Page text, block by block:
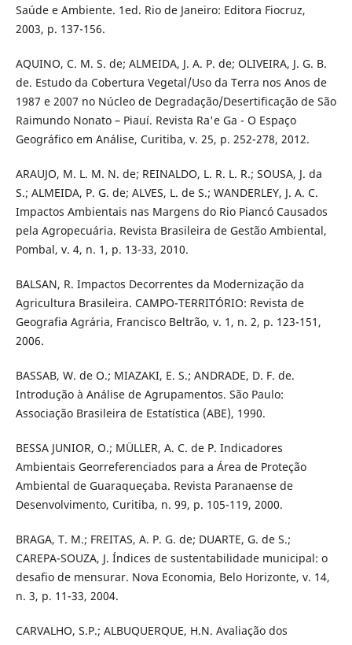
Saúde e Ambiente. 1ed. Rio de Janeiro: Editora Fiocruz,
2003, p. 137-156.
AQUINO, C. M. S. de; ALMEIDA, J. A. P. de; OLIVEIRA, J. G. B.
de. Estudo da Cobertura Vegetal/Uso da Terra nos Anos de
1987 e 2007 no Núcleo de Degradação/Desertificação de São
Raimundo Nonato – Piauí. Revista Ra'e Ga - O Espaço
Geográfico em Análise, Curitiba, v. 25, p. 252-278, 2012.
ARAUJO, M. L. M. N. de; REINALDO, L. R. L. R.; SOUSA, J. da
S.; ALMEIDA, P. G. de; ALVES, L. de S.; WANDERLEY, J. A. C.
Impactos Ambientais nas Margens do Rio Piancó Causados
pela Agropecuária. Revista Brasileira de Gestão Ambiental,
Pombal, v. 4, n. 1, p. 13-33, 2010.
BALSAN, R. Impactos Decorrentes da Modernização da
Agricultura Brasileira. CAMPO-TERRITÓRIO: Revista de
Geografia Agrária, Francisco Beltrão, v. 1, n. 2, p. 123-151,
2006.
BASSAB, W. de O.; MIAZAKI, E. S.; ANDRADE, D. F. de.
Introdução à Análise de Agrupamentos. São Paulo:
Associação Brasileira de Estatística (ABE), 1990.
BESSA JUNIOR, O.; MÜLLER, A. C. de P. Indicadores
Ambientais Georreferenciados para a Área de Proteção
Ambiental de Guaraqueçaba. Revista Paranaense de
Desenvolvimento, Curitiba, n. 99, p. 105-119, 2000.
BRAGA, T. M.; FREITAS, A. P. G. de; DUARTE, G. de S.;
CAREPA-SOUZA, J. Índices de sustentabilidade municipal: o
desafio de mensurar. Nova Economia, Belo Horizonte, v. 14,
n. 3, p. 11-33, 2004.
CARVALHO, S.P.; ALBUQUERQUE, H.N. Avaliação dos